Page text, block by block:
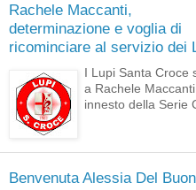
Rachele Maccanti,
determinazione e voglia di
ricominciare al servizio dei
I Lupi Santa Croce
a Rachele
innesto della Serie
Benvenuta Alessia Del